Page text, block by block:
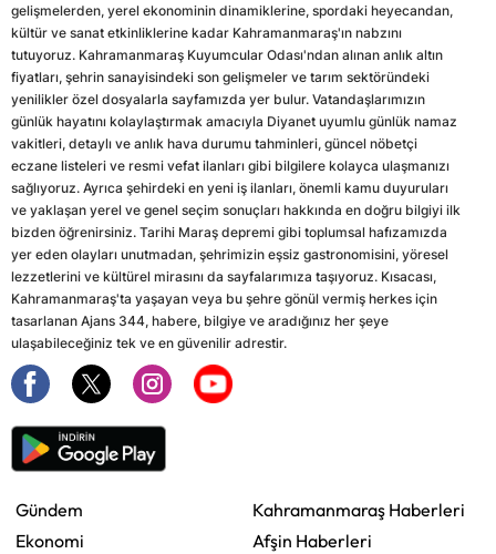
gelişmelerden, yerel ekonominin dinamiklerine, spordaki heyecandan,
kültür ve sanat etkinliklerine kadar Kahramanmaraş'ın nabzını
tutuyoruz. Kahramanmaraş Kuyumcular Odası'ndan alınan anlık altın
fiyatları, şehrin sanayisindeki son gelişmeler ve tarım sektöründeki
yenilikler özel dosyalarla sayfamızda yer bulur. Vatandaşlarımızın
günlük hayatını kolaylaştırmak amacıyla Diyanet uyumlu günlük namaz
vakitleri, detaylı ve anlık hava durumu tahminleri, güncel nöbetçi
eczane listeleri ve resmi vefat ilanları gibi bilgilere kolayca ulaşmanızı
sağlıyoruz. Ayrıca şehirdeki en yeni iş ilanları, önemli kamu duyuruları
ve yaklaşan yerel ve genel seçim sonuçları hakkında en doğru bilgiyi ilk
bizden öğrenirsiniz. Tarihi Maraş depremi gibi toplumsal hafızamızda
yer eden olayları unutmadan, şehrimizin eşsiz gastronomisini, yöresel
lezzetlerini ve kültürel mirasını da sayfalarımıza taşıyoruz. Kısacası,
Kahramanmaraş'ta yaşayan veya bu şehre gönül vermiş herkes için
tasarlanan Ajans 344, habere, bilgiye ve aradığınız her şeye
ulaşabileceğiniz tek ve en güvenilir adrestir.
Gündem
Ekonomi
Kahramanmaraş Haberleri
Afşin Haberleri